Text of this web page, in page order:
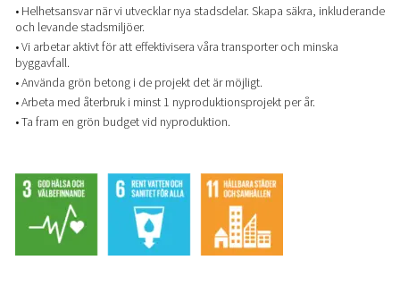
• Helhetsansvar när vi utvecklar nya stadsdelar. Skapa säkra, inkluderande
och levande stadsmiljöer.
• Vi arbetar aktivt för att effektivisera våra transporter och minska
byggavfall.
• Använda grön betong i de projekt det är möjligt.
• Arbeta med återbruk i minst 1 nyproduktionsprojekt per år.
• Ta fram en grön budget vid nyproduktion.